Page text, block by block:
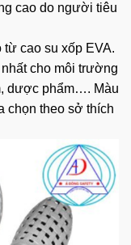
cao do người tiêu
từ cao su xốp EVA.
cho môi trường
dược phẩm…. Màu
chọn theo sở thích